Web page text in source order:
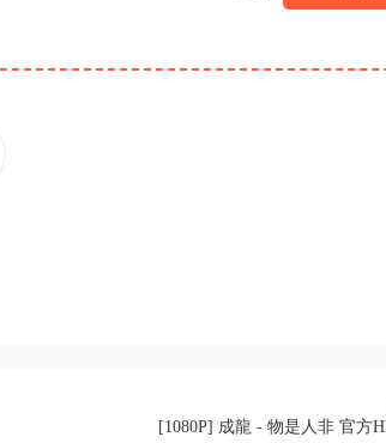
[1080P] 成龍 - 物是人非 官方